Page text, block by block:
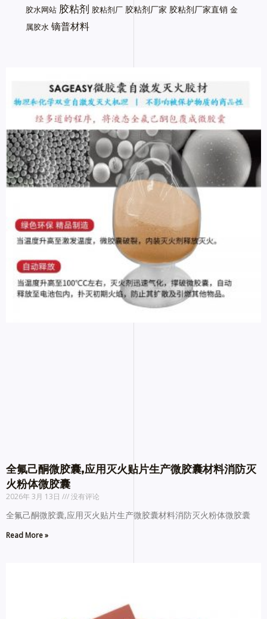
胶水网站 胶粘剂 胶粘剂厂 胶粘剂厂家 胶粘剂厂家直销 金
属胶水 镝普材料
全氟己酮微胶囊,应用灭火贴片生产微胶囊材料消防灭
火粉体微胶囊
2026年 3月 13日 没有评论
全氟己酮微胶囊,应用灭火贴片生产微胶囊材料消防灭火粉体微胶囊
Read More »